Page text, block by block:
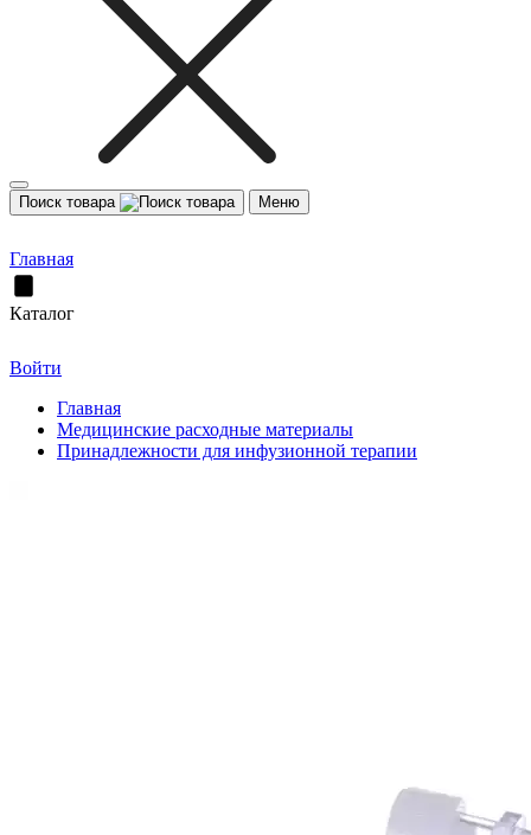
Поиск товара Меню
Главная
Каталог
Войти
Главная
Медицинские расходные материалы
Принадлежности для инфузионной терапии